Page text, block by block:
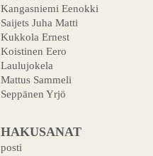
Kangasniemi Eenokki
Saijets Juha Matti
Kukkola Ernest
Koistinen Eero
Laulujokela
Mattus Sammeli
Seppänen Yrjö
HAKUSANAT
posti